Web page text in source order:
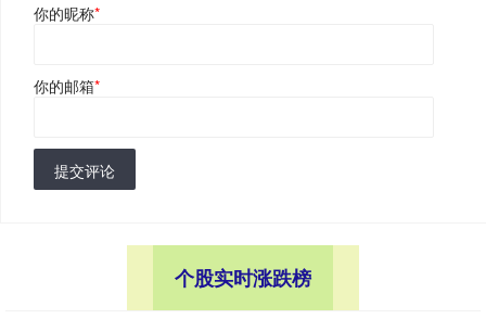
你的昵称*
你的邮箱*
提交评论
个股实时涨跌榜